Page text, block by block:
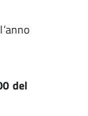
del